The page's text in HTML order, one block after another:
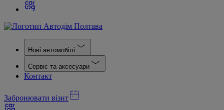
Нові автомобілі
Сервіс та аксесуари
Контакт
Забронювати візит